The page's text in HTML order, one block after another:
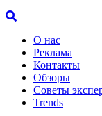
О нас
Реклама
Контакты
Обзоры
Советы
Trends